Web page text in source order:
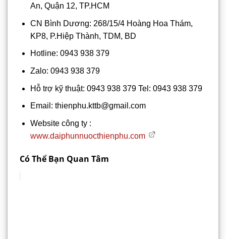
An, Quận 12, TP.HCM
CN Bình Dương: 268/15/4 Hoàng Hoa Thám,
KP8, P.Hiệp Thành, TDM, BD
Hotline: 0943 938 379
Zalo: 0943 938 379
Hỗ trợ kỹ thuật: 0943 938 379 Tel: 0943 938 379
Email: thienphu.kttb@gmail.com
Website công ty :
www.daiphunnuocthienphu.com
Có Thể Bạn Quan Tâm